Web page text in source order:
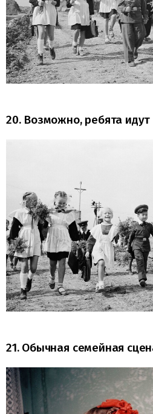
20. Возможно, ребята идут
21. Обычная семейная